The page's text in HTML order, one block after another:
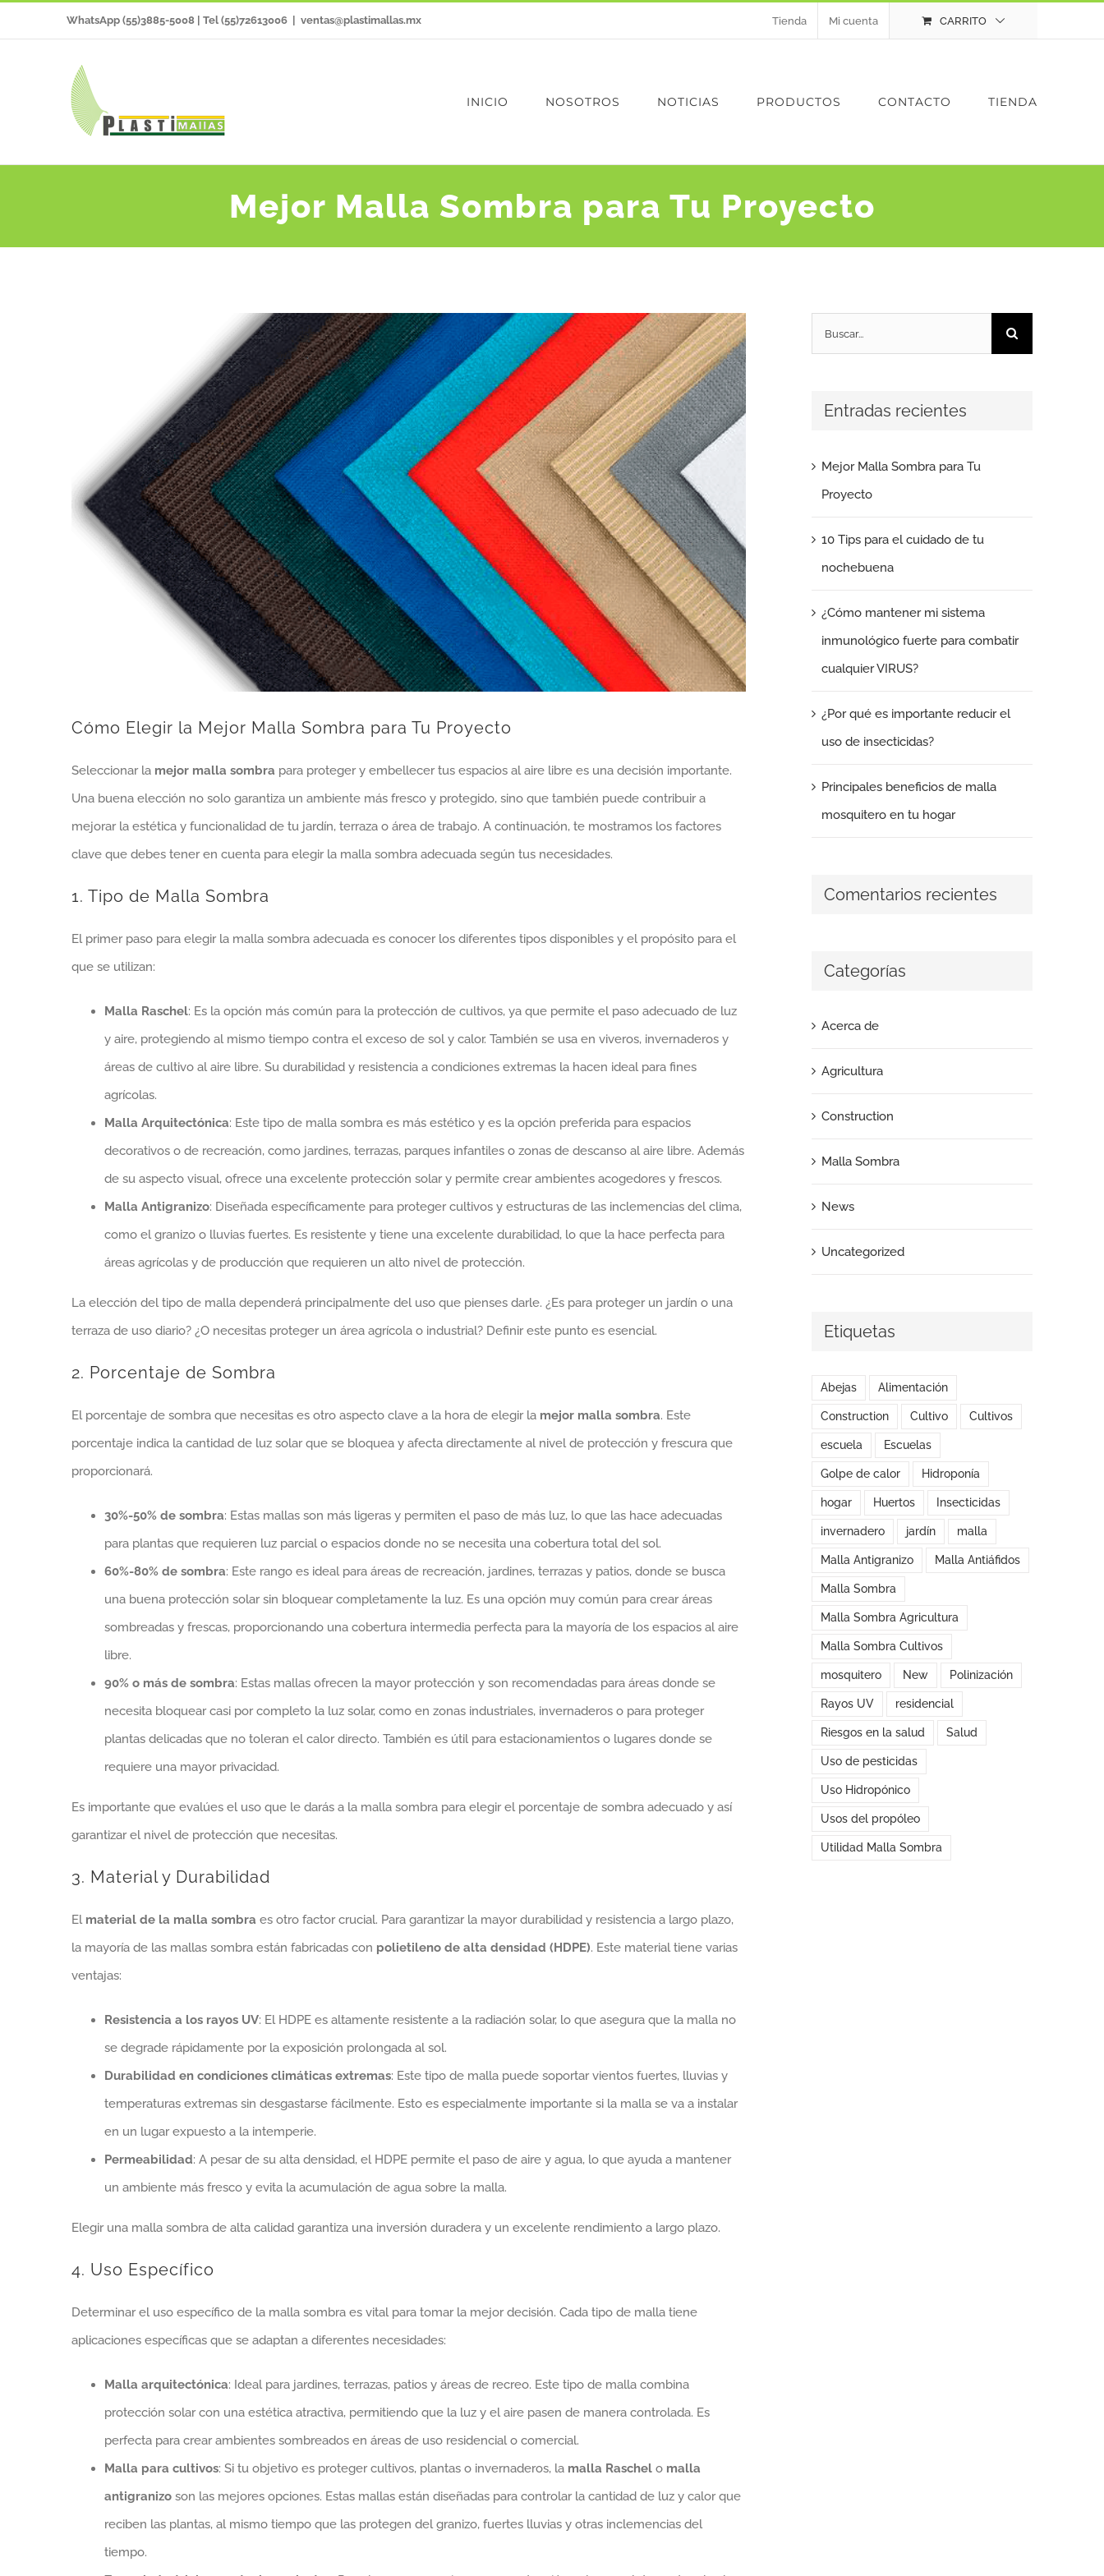
al
WhatsApp (55)3885-5008 | Tel (55)72613006 ventas@plastimallas.mx Tienda Mi cuenta CARRITO
INICIO NOSOTROS NOTICIAS PRODUCTOS CONTACTO TIENDA
Mejor Malla Sombra para Tu Proyecto
Cómo Elegir la Mejor Malla Sombra para Tu Proyecto
Seleccionar la mejor malla sombra para proteger y embellecer tus espacios al aire libre es una decisión importante.
Una buena elección no solo garantiza un ambiente más fresco y protegido, sino que también puede contribuir a
mejorar la estética y funcionalidad de tu jardín, terraza o área de trabajo. A continuación, te mostramos los factores
clave que debes tener en cuenta para elegir la malla sombra adecuada según tus necesidades.
1. Tipo de Malla Sombra
El primer paso para elegir la malla sombra adecuada es conocer los diferentes tipos disponibles y el propósito para el
que se utilizan:
Malla Raschel: Es la opción más común para la protección de cultivos, ya que permite el paso adecuado de luz
y aire, protegiendo al mismo tiempo contra el exceso de sol y calor. También se usa en viveros, invernaderos y
áreas de cultivo al aire libre. Su durabilidad y resistencia a condiciones extremas la hacen ideal para fines
agrícolas.
Malla Arquitectónica: Este tipo de malla sombra es más estético y es la opción preferida para espacios
decorativos o de recreación, como jardines, terrazas, parques infantiles o zonas de descanso al aire libre. Además
de su aspecto visual, ofrece una excelente protección solar y permite crear ambientes acogedores y frescos.
Malla Antigranizo: Diseñada específicamente para proteger cultivos y estructuras de las inclemencias del clima,
como el granizo o lluvias fuertes. Es resistente y tiene una excelente durabilidad, lo que la hace perfecta para
áreas agrícolas y de producción que requieren un alto nivel de protección.
La elección del tipo de malla dependerá principalmente del uso que pienses darle. ¿Es para proteger un jardín o una
terraza de uso diario? ¿O necesitas proteger un área agrícola o industrial? Definir este punto es esencial.
2. Porcentaje de Sombra
El porcentaje de sombra que necesitas es otro aspecto clave a la hora de elegir la mejor malla sombra. Este
porcentaje indica la cantidad de luz solar que se bloquea y afecta directamente al nivel de protección y frescura que
proporcionará.
30%-50% de sombra: Estas mallas son más ligeras y permiten el paso de más luz, lo que las hace adecuadas
para plantas que requieren luz parcial o espacios donde no se necesita una cobertura total del sol.
60%-80% de sombra: Este rango es ideal para áreas de recreación, jardines, terrazas y patios, donde se busca
una buena protección solar sin bloquear completamente la luz. Es una opción muy común para crear áreas
sombreadas y frescas, proporcionando una cobertura intermedia perfecta para la mayoría de los espacios al aire
libre.
90% o más de sombra: Estas mallas ofrecen la mayor protección y son recomendadas para áreas donde se
necesita bloquear casi por completo la luz solar, como en zonas industriales, invernaderos o para proteger
plantas delicadas que no toleran el calor directo. También es útil para estacionamientos o lugares donde se
requiere una mayor privacidad.
Es importante que evalúes el uso que le darás a la malla sombra para elegir el porcentaje de sombra adecuado y así
garantizar el nivel de protección que necesitas.
3. Material y Durabilidad
El material de la malla sombra es otro factor crucial. Para garantizar la mayor durabilidad y resistencia a largo plazo,
la mayoría de las mallas sombra están fabricadas con polietileno de alta densidad (HDPE). Este material tiene varias
ventajas:
Resistencia a los rayos UV: El HDPE es altamente resistente a la radiación solar, lo que asegura que la malla no
se degrade rápidamente por la exposición prolongada al sol.
Durabilidad en condiciones climáticas extremas: Este tipo de malla puede soportar vientos fuertes, lluvias y
temperaturas extremas sin desgastarse fácilmente. Esto es especialmente importante si la malla se va a instalar
en un lugar expuesto a la intemperie.
Permeabilidad: A pesar de su alta densidad, el HDPE permite el paso de aire y agua, lo que ayuda a mantener
un ambiente más fresco y evita la acumulación de agua sobre la malla.
Elegir una malla sombra de alta calidad garantiza una inversión duradera y un excelente rendimiento a largo plazo.
4. Uso Específico
Determinar el uso específico de la malla sombra es vital para tomar la mejor decisión. Cada tipo de malla tiene
aplicaciones específicas que se adaptan a diferentes necesidades:
Malla arquitectónica: Ideal para jardines, terrazas, patios y áreas de recreo. Este tipo de malla combina
protección solar con una estética atractiva, permitiendo que la luz y el aire pasen de manera controlada. Es
perfecta para crear ambientes sombreados en áreas de uso residencial o comercial.
Malla para cultivos: Si tu objetivo es proteger cultivos, plantas o invernaderos, la malla Raschel o malla
antigranizo son las mejores opciones. Estas mallas están diseñadas para controlar la cantidad de luz y calor que
reciben las plantas, al mismo tiempo que las protegen del granizo, fuertes lluvias y otras inclemencias del
tiempo.
Entradas recientes
Mejor Malla Sombra para Tu
Proyecto
10 Tips para el cuidado de tu
nochebuena
¿Cómo mantener mi sistema
inmunológico fuerte para combatir
cualquier VIRUS?
¿Por qué es importante reducir el
uso de insecticidas?
Principales beneficios de malla
mosquitero en tu hogar
Comentarios recientes
Categorías
Acerca de
Agricultura
Construction
Malla Sombra
News
Uncategorized
Etiquetas
Abejas Alimentación
Construction Cultivo Cultivos
escuela Escuelas
Golpe de calor Hidroponía
hogar Huertos Insecticidas
invernadero jardín malla
Malla Antigranizo Malla Antiáfidos
Malla Sombra
Malla Sombra Agricultura
Malla Sombra Cultivos
mosquitero New Polinización
Rayos UV residencial
Riesgos en la salud Salud
Uso de pesticidas
Uso Hidropónico
Usos del propóleo
Utilidad Malla Sombra